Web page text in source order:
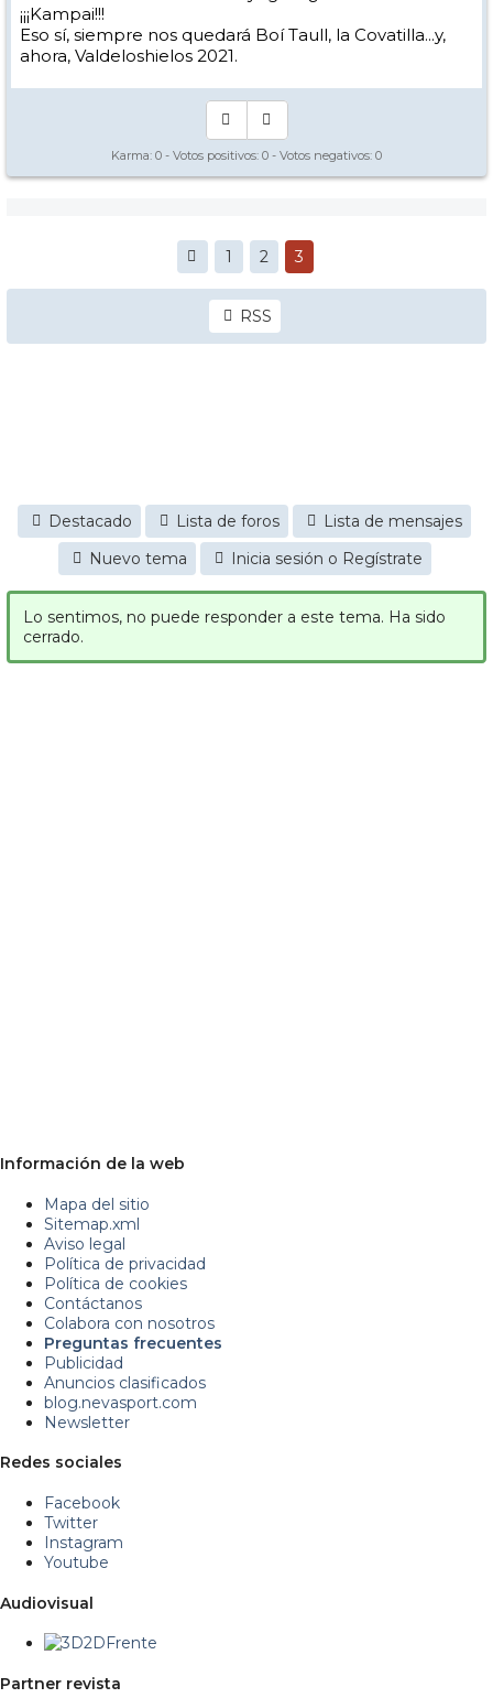
¡¡¡Kampai!!!
Eso sí, siempre nos quedará Boí Taull, la Covatilla...y,
ahora, Valdeloshielos 2021.
Karma: 0 - Votos positivos: 0 - Votos negativos: 0
1 2 3
RSS
Destacado Lista de foros
Lista de mensajes
Nuevo tema
Inicia sesión o Regístrate
Lo sentimos, no puede responder a este tema. Ha sido
cerrado.
Información de la web
Mapa del sitio
Sitemap.xml
Aviso legal
Política de privacidad
Política de cookies
Contáctanos
Colabora con nosotros
Preguntas frecuentes
Publicidad
Anuncios clasificados
blog.nevasport.com
Newsletter
Redes sociales
Facebook
Twitter
Instagram
Youtube
Audiovisual
Partner revista